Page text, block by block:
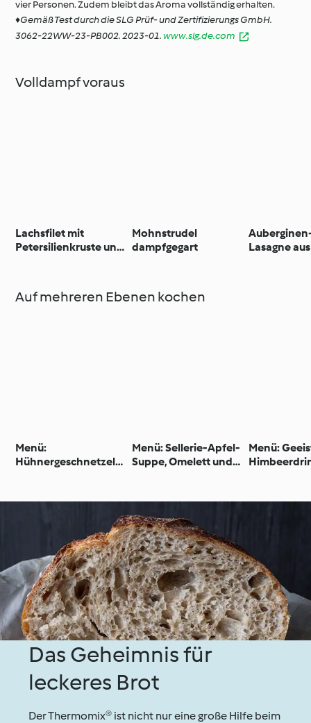
vier Personen. Zudem bleibt das Aroma vollständig erhalten.
♦Gemäß Test durch die SLG Prüf- und Zertifizierungs GmbH.
3062-22WW-23-PB002. 2023-01.www.slg.de.com
Volldampf voraus
Lachsfilet mit
Petersilienkruste und
Mohnstrudel
dampfgegart
Lasagne
Auf mehreren Ebenen kochen
Menü:
Hühnergeschnetzelte
Schokokuchen
Menü: Sellerie-Apfel-
Suppe, Omelett und
Menü:
Das Geheimnis für
leckeres Brot
Der Thermomix® ist nicht nur eine große Hilfe beim